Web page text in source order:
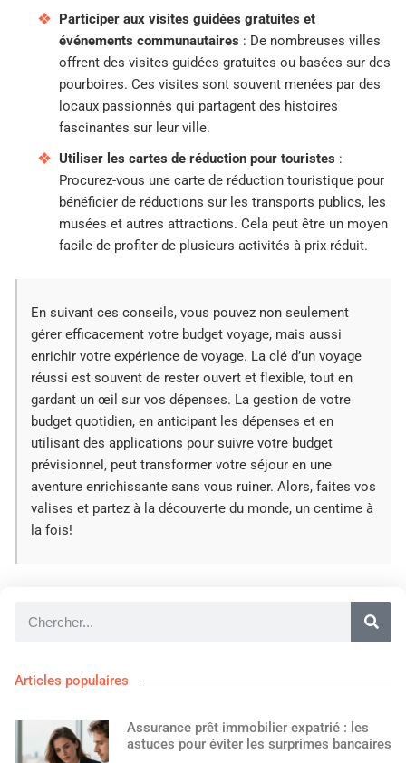
Participer aux visites guidées gratuites et
événements communautaires : De nombreuses villes
offrent des visites guidées gratuites ou basées sur des
pourboires. Ces visites sont souvent menées par des
locaux passionnés qui partagent des histoires
fascinantes sur leur ville.
Utiliser les cartes de réduction pour touristes :
Procurez-vous une carte de réduction touristique pour
bénéficier de réductions sur les transports publics, les
musées et autres attractions. Cela peut être un moyen
facile de profiter de plusieurs activités à prix réduit.
En suivant ces conseils, vous pouvez non seulement
gérer efficacement votre budget voyage, mais aussi
enrichir votre expérience de voyage. La clé d’un voyage
réussi est souvent de rester ouvert et flexible, tout en
gardant un œil sur vos dépenses. La gestion de votre
budget quotidien, en anticipant les dépenses et en
utilisant des applications pour suivre votre budget
prévisionnel, peut transformer votre séjour en une
aventure enrichissante sans vous ruiner. Alors, faites vos
valises et partez à la découverte du monde, un centime à
la fois!
Articles populaires
Assurance prêt immobilier expatrié : les
astuces pour éviter les surprimes bancaires